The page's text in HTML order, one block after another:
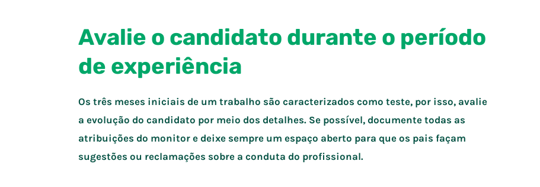
Avalie o candidato durante o período
de experiência
Os três meses iniciais de um trabalho são caracterizados como teste, por isso, avalie
a evolução do candidato por meio dos detalhes. Se possível, documente todas as
atribuições do monitor e deixe sempre um espaço aberto para que os pais façam
sugestões ou reclamações sobre a conduta do profissional.